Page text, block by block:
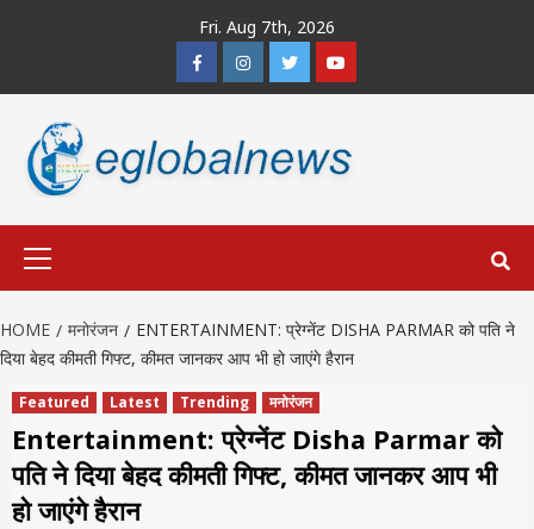
Fri. Aug 7th, 2026
FacebookInstagramTwitterYoutube
HOME मनोरंजन
ENTERTAINMENT: प्रेग्नेंट DISHA PARMAR को पति ने
दिया बेहद कीमती गिफ्ट, कीमत जानकर आप भी हो जाएंगे हैरान
Featured Latest Trending मनोरंजन
Entertainment: प्रेग्नेंट Disha Parmar को
पति ने दिया बेहद कीमती गिफ्ट, कीमत जानकर आप भी
हो जाएंगे हैरान